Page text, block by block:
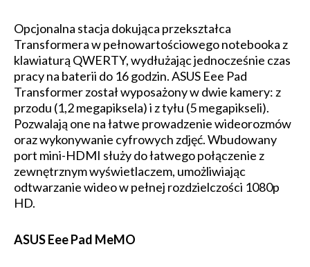
Opcjonalna stacja dokująca przekształca
Transformera w pełnowartościowego notebooka z
klawiaturą QWERTY, wydłużając jednocześnie czas
pracy na baterii do 16 godzin. ASUS Eee Pad
Transformer został wyposażony w dwie kamery: z
przodu (1,2 megapiksela) i z tyłu (5 megapikseli).
Pozwalają one na łatwe prowadzenie wideorozmów
oraz wykonywanie cyfrowych zdjęć. Wbudowany
port mini-HDMI służy do łatwego połączenie z
zewnętrznym wyświetlaczem, umożliwiając
odtwarzanie wideo w pełnej rozdzielczości 1080p
HD.
ASUS Eee Pad MeMO